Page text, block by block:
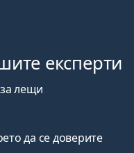
експерти
лещи
да се доверите